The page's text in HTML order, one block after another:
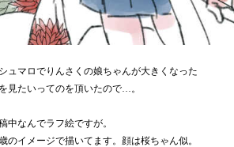
ュマロでりんさくの娘ちゃんが大きくなった
見たいってのを頂いたので…。
中なんでラフ絵ですが。
のイメージで描いてます。顔は桜ちゃん似。